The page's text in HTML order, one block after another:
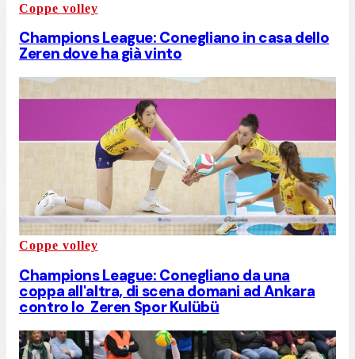
Coppe volley
Champions League: Conegliano in casa dello
Zeren dove ha già vinto
Coppe volley
Champions League: Conegliano da una
coppa all'altra, di scena domani ad Ankara
contro lo Zeren Spor Kulübü